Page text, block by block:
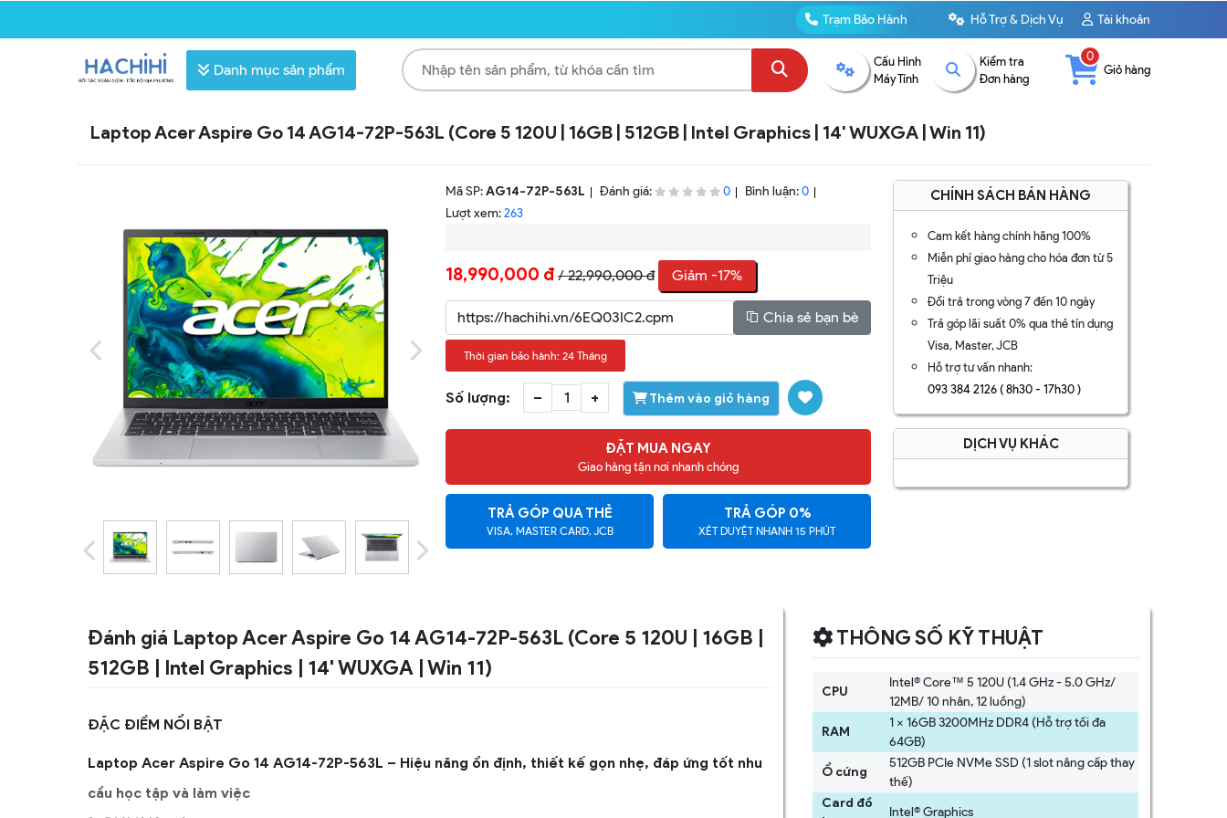
Trạm Bảo Hành Hỗ Trợ & Dịch Vụ Tài khoản
Danh mục sản phẩm
Cấu Hình
Máy Tính
Kiểm tra
Đơn hàng
0
Giỏ hàng
Laptop Acer Aspire Go 14 AG14-72P-563L (Core 5 120U | 16GB | 512GB | Intel Graphics | 14' WUXGA | Win 11)
Mã SP:AG14-72P-563L Đánh giá: 0 Bình luận: 0
Lượt xem: 263
18,990,000 đ / 22,990,000 đ Giảm -17%
Chia sẻ bạn bè
Thời gian bảo hành: 24 Tháng
Số lượng: – + Thêm vào giỏ hàng
ĐẶT MUA NGAY
Giao hàng tận nơi nhanh chóng
TRẢ GÓP QUA THẺ
VISA, MASTER CARD, JCB
TRẢ GÓP 0%
XÉT DUYỆT NHANH 15 PHÚT
CHÍNH SÁCH BÁN HÀNG
Cam kết hàng chính hãng 100%
Miễn phí giao hàng cho hóa đơn từ 5
Triệu
Đổi trả trong vòng 7 đến 10 ngày
Trả góp lãi suất 0% qua thẻ tín dụng
Visa, Master, JCB
Hỗ trợ tư vấn nhanh:
093 384 2126 ( 8h30 - 17h30 )
DỊCH VỤ KHÁC
Đánh giá Laptop Acer Aspire Go 14 AG14-72P-563L (Core 5 120U | 16GB |
512GB | Intel Graphics | 14' WUXGA | Win 11)
ĐẶC ĐIỂM NỔI BẬT
Laptop Acer Aspire Go 14 AG14-72P-563L – Hiệu năng ổn định, thiết kế gọn nhẹ, đáp ứng tốt nhu
cầu học tập và làm việc
THÔNG SỐ KỸ THUẬT
CPU
Intel® Core™ 5 120U (1.4 GHz - 5.0 GHz/
12MB/ 10 nhân, 12 luồng)
RAM
1 x 16GB 3200MHz DDR4 (Hỗ trợ tối đa
64GB)
Ổ cứng
512GB PCIe NVMe SSD (1 slot nâng cấp thay
thế)
Card đồ
Intel® Graphics